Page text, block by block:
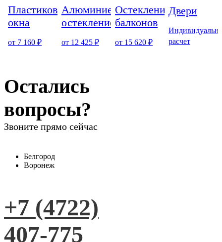
Пластиковые
окна
от 7 160 ₽
Алюминиевое
остекление
от 12 425 ₽
Остекление
балконов
от 15 620 ₽
Двери
расчет
Остались
вопросы?
Звоните прямо сейчас
Белгород
Воронеж
+7 (4722)
407-775